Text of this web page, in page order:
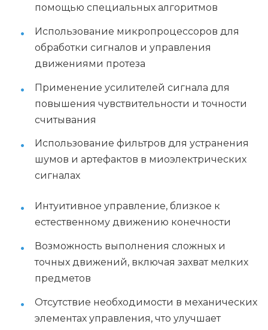
помощью специальных алгоритмов
Использование микропроцессоров для
обработки сигналов и управления
движениями протеза
Применение усилителей сигнала для
повышения чувствительности и точности
считывания
Использование фильтров для устранения
шумов и артефактов в миоэлектрических
сигналах
Интуитивное управление, близкое к
естественному движению конечности
Возможность выполнения сложных и
точных движений, включая захват мелких
предметов
Отсутствие необходимости в механических
элементах управления, что улучшает